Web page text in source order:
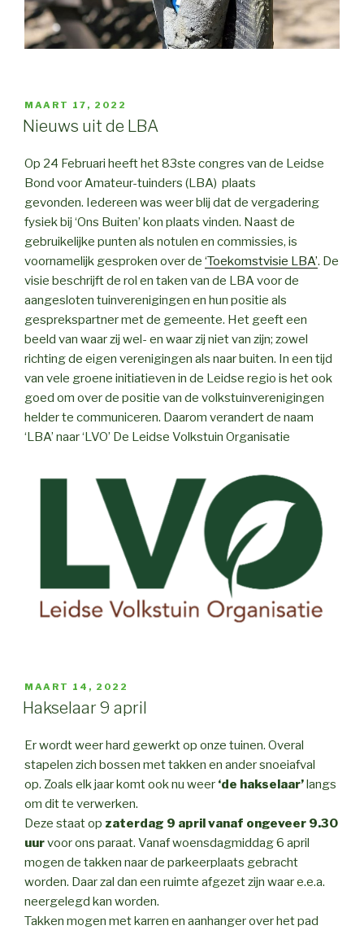
GEPLAATST
OP
MAART 17, 2022
Nieuws uit de LBA
Op 24 Februari heeft het 83ste congres van de Leidse
Bond voor Amateur-tuinders (LBA) plaats
gevonden. Iedereen was weer blij dat de vergadering
fysiek bij ‘Ons Buiten’ kon plaats vinden. Naast de
gebruikelijke punten als notulen en commissies, is
voornamelijk gesproken over de ‘Toekomstvisie LBA’. De
visie beschrijft de rol en taken van de LBA voor de
aangesloten tuinverenigingen en hun positie als
gesprekspartner met de gemeente. Het geeft een
beeld van waar zij wel- en waar zij niet van zijn; zowel
richting de eigen verenigingen als naar buiten. In een tijd
van vele groene initiatieven in de Leidse regio is het ook
goed om over de positie van de volkstuinverenigingen
helder te communiceren. Daarom verandert de naam
‘LBA’ naar ‘LVO’ De Leidse Volkstuin Organisatie
GEPLAATST
OP
MAART 14, 2022
Hakselaar 9 april
Er wordt weer hard gewerkt op onze tuinen. Overal
stapelen zich bossen met takken en ander snoeiafval
op. Zoals elk jaar komt ook nu weer ‘de hakselaar’langs
om dit te verwerken.
Deze staat op zaterdag 9 april vanaf ongeveer 9.30
uurvoor ons paraat. Vanaf woensdagmiddag 6 april
mogen de takken naar de parkeerplaats gebracht
worden. Daar zal dan een ruimte afgezet zijn waar e.e.a.
neergelegd kan worden.
Takken mogen met karren en aanhanger over het pad